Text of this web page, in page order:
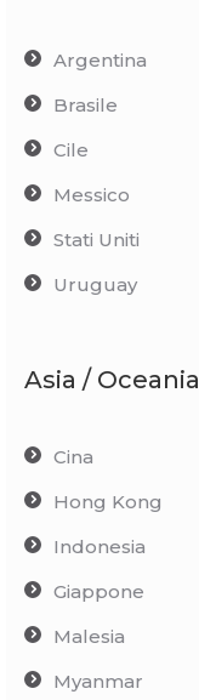
Argentina
Brasile
Cile
Messico
Stati Uniti
Uruguay
Asia / Oceania
Cina
Hong Kong
Indonesia
Giappone
Malesia
Myanmar